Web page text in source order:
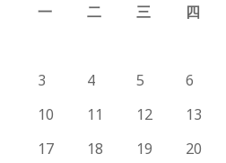
一
二 三 四
3
4 5 6
10
11 12 13
17
18 19 20